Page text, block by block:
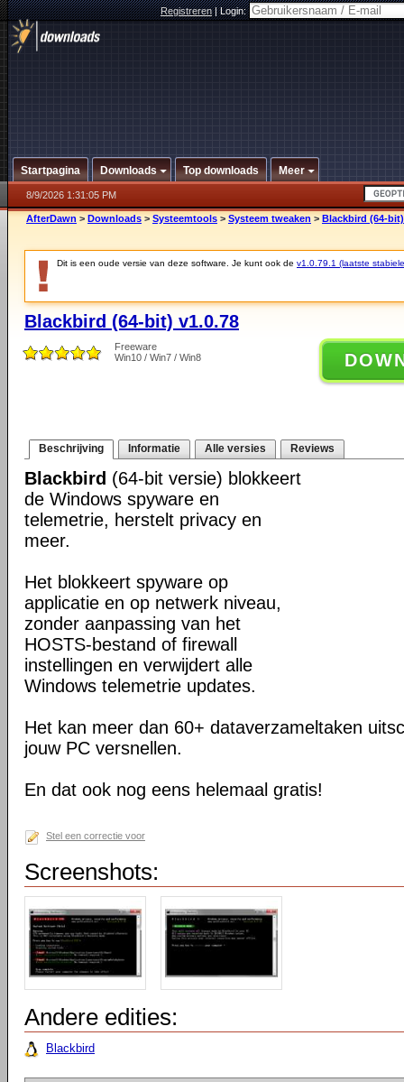
Registreren|Login:
Startpagina Downloads Top downloads Meer
8/9/2026 1:31:05 PM
AfterDawn > Downloads > Systeemtools > Systeem tweaken > Blackbird (64-bit)
Dit is een oude versie van deze software. Je kunt ook de v1.0.79.1 (laatste
Blackbird (64-bit) v1.0.78
Freeware
Win10 / Win7 / Win8
Beschrijving Informatie Alle versies Reviews
Blackbird (64-bit versie) blokkeert
de Windows spyware en
telemetrie, herstelt privacy en
meer.
Het blokkeert spyware op
applicatie en op netwerk niveau,
zonder aanpassing van het
HOSTS-bestand of firewall
instellingen en verwijdert alle
Windows telemetrie updates.
Het kan meer dan 60+ dataverzameltaken
jouw PC versnellen.
En dat ook nog eens helemaal gratis!
Stel een correctie voor
Screenshots:
Andere edities:
Blackbird